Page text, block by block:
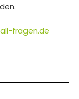
fragen.de